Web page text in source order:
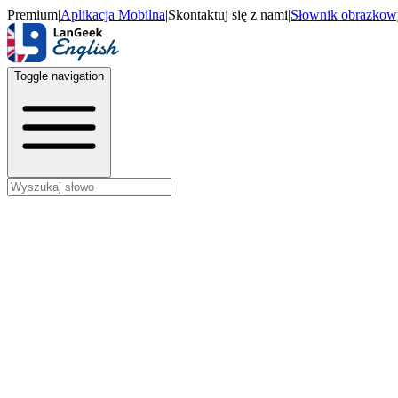
Premium|Aplikacja Mobilna|Skontaktuj się z nami|Słownik
Toggle navigation